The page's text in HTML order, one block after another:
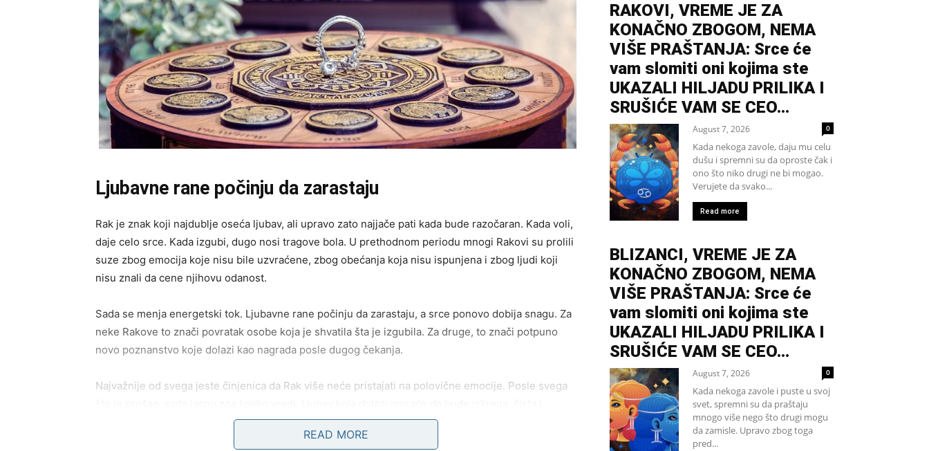
Ljubavne rane počinju da zarastaju
Rak je znak koji najdublje oseća ljubav, ali upravo zato najjače pati kada bude razočaran. Kada voli,
daje celo srce. Kada izgubi, dugo nosi tragove bola. U prethodnom periodu mnogi Rakovi su prolili
suze zbog emocija koje nisu bile uzvraćene, zbog obećanja koja nisu ispunjena i zbog ljudi koji
nisu znali da cene njihovu odanost.
Sada se menja energetski tok. Ljubavne rane počinju da zarastaju, a srce ponovo dobija snagu. Za
neke Rakove to znači povratak osobe koja je shvatila šta je izgubila. Za druge, to znači potpuno
novo poznanstvo koje dolazi kao nagrada posle dugog čekanja.
Najvažnije od svega jeste činjenica da Rak više neće pristajati na polovične emocije. Posle svega
stabilna, jer Rak više nema snage za lažne priče.
READ MORE
RAKOVI, VREME JE ZA
KONAČNO ZBOGOM, NEMA
VIŠE PRAŠTANJA: Srce će
vam slomiti oni kojima ste
UKAZALI HILJADU PRILIKA I
SRUŠIĆE VAM SE CEO...
August 7, 2026 0
Kada nekoga zavole, daju mu celu
dušu i spremni su da oproste čak i
ono što niko drugi ne bi mogao.
Verujete da svako...
Read more
BLIZANCI, VREME JE ZA
KONAČNO ZBOGOM, NEMA
VIŠE PRAŠTANJA: Srce će
vam slomiti oni kojima ste
UKAZALI HILJADU PRILIKA I
SRUŠIĆE VAM SE CEO...
August 7, 2026 0
Kada nekoga zavole i puste u svoj
svet, spremni su da praštaju
mnogo više nego što drugi mogu
da zamisle. Upravo zbog toga
pred...